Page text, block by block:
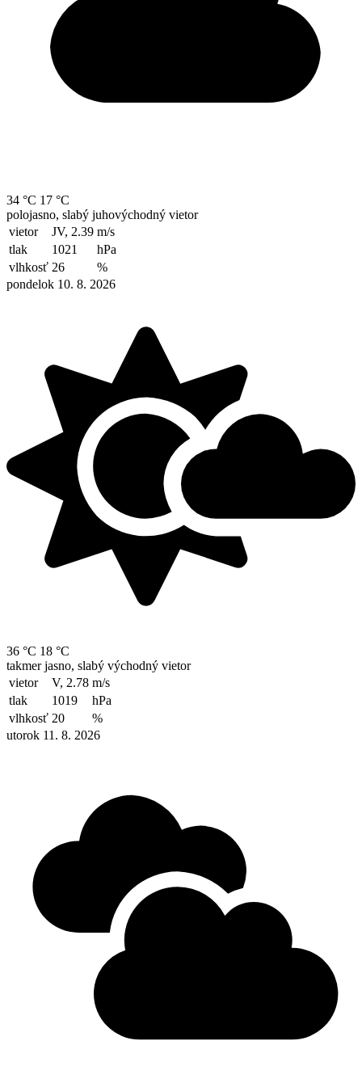
34 °C 17 °C
polojasno, slabý juhovýchodný vietor
vietor
JV, 2.39 m/s
tlak
1021
hPa
vlhkosť 26
%
pondelok 10. 8. 2026
36 °C 18 °C
takmer jasno, slabý východný vietor
vietor
V, 2.78 m/s
tlak
1019
hPa
vlhkosť 20
%
utorok 11. 8. 2026